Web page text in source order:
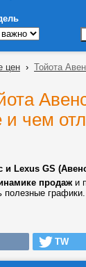
цен › Тойота
чем
и Lexus GS
продажи
полезные графики.
TW